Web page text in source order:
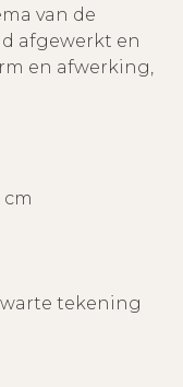
van de
afgewerkt en
en afwerking,
cm
tekening